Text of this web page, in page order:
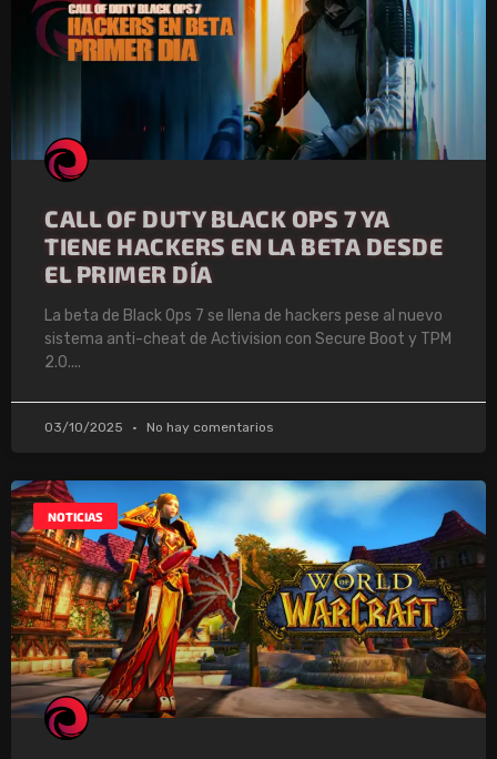
CALL OF DUTY BLACK OPS 7 YA
TIENE HACKERS EN LA BETA DESDE
EL PRIMER DÍA
La beta de Black Ops 7 se llena de hackers pese al nuevo
sistema anti-cheat de Activision con Secure Boot y TPM
2.0.
03/10/2025 No hay comentarios
NOTICIAS